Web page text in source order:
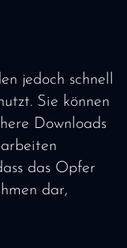
jedoch schnell
Sie können
Downloads
das Opfer
dar,